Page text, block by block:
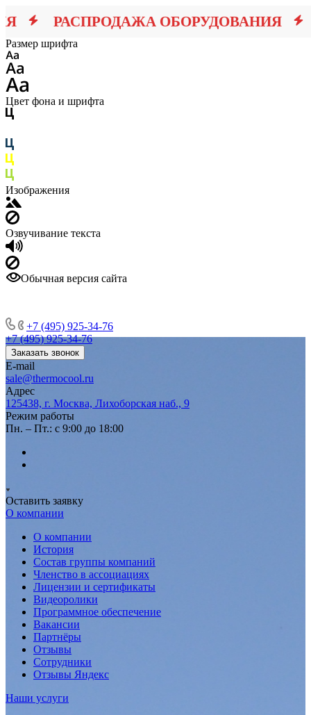
РАСПРОДАЖА ОБОРУДОВАНИЯ
Размер шрифта
Цвет фона и шрифта
Изображения
Озвучивание текста
Обычная версия сайта
+7 (495) 925-34-76
+7 (495) 925-34-76
Заказать звонок
E-mail
sale@thermocool.ru
Адрес
125438, г. Москва, Лихоборская наб., 9
Режим работы
Пн. – Пт.: с 9:00 до 18:00
Оставить заявку
О компании
О компании
История
Состав группы компаний
Членство в ассоциациях
Лицензии и сертификаты
Видеоролики
Программное обеспечение
Вакансии
Партнёры
Отзывы
Сотрудники
Отзывы Яндекс
Наши услуги